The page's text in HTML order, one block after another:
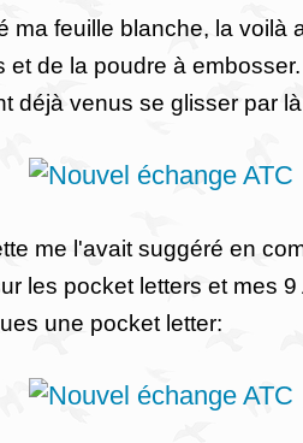
ma feuille blanche, la voilà
et de la poudre à
déjà venus se glisser par
me l'avait suggéré en
les pocket letters et mes 9
une pocket letter: